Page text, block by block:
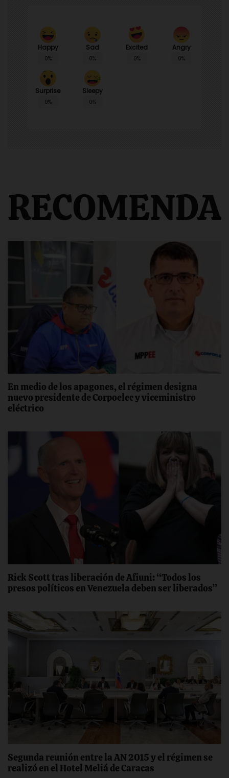
Happy
0%
Sad
0%
Excited
0%
Angry
0%
Surprise
0%
Sleepy
0%
En medio de los apagones, el régimen designa
nuevo presidente de Corpoelec y viceministro
eléctrico
Rick Scott tras liberación de Afiuni: “Todos los
presos políticos en Venezuela deben ser liberados”
Segunda reunión entre la AN 2015 y el régimen se
realizó en el Hotel Meliá de Caracas